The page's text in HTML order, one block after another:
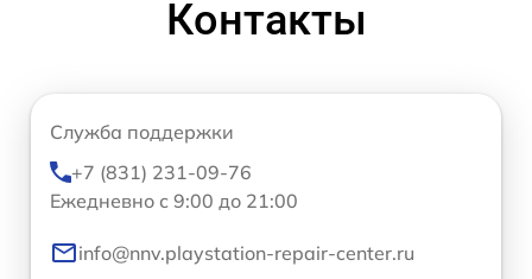
Контакты
Служба поддержки
+7 (831) 231-09-76
Ежедневно с 9:00 до 21:00
info@nnv.playstation-repair-center.ru